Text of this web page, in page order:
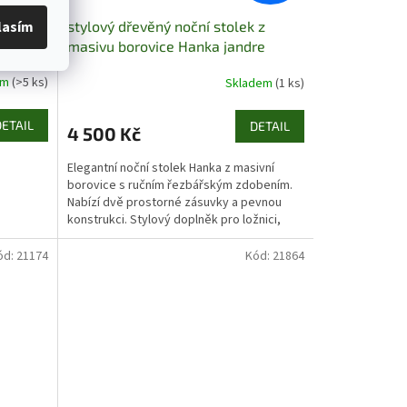
(>5 ks)
stylový dřevěný noční stolek z
masivu borovice Hanka jandre
Skladem (1 ks)
4 500 Kč DETAIL
Elegantní noční stolek Hanka z masivní
borovice s ručním řezbářským zdobením.
Nabízí dvě prostorné zásuvky a pevnou
konstrukci. Stylový doplněk pro ložnici,
chalupu či...
21174 Kód: 21864